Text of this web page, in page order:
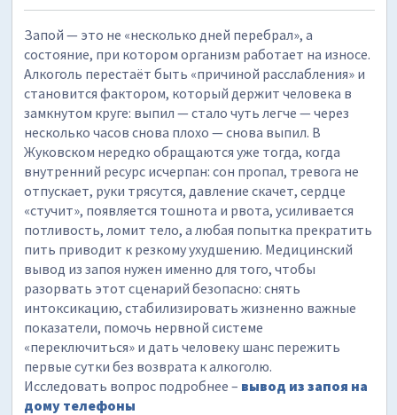
Запой — это не «несколько дней перебрал», а
состояние, при котором организм работает на износе.
Алкоголь перестаёт быть «причиной расслабления» и
становится фактором, который держит человека в
замкнутом круге: выпил — стало чуть легче — через
несколько часов снова плохо — снова выпил. В
Жуковском нередко обращаются уже тогда, когда
внутренний ресурс исчерпан: сон пропал, тревога не
отпускает, руки трясутся, давление скачет, сердце
«стучит», появляется тошнота и рвота, усиливается
потливость, ломит тело, а любая попытка прекратить
пить приводит к резкому ухудшению. Медицинский
вывод из запоя нужен именно для того, чтобы
разорвать этот сценарий безопасно: снять
интоксикацию, стабилизировать жизненно важные
показатели, помочь нервной системе
«переключиться» и дать человеку шанс пережить
первые сутки без возврата к алкоголю.
Исследовать вопрос подробнее – вывод из запоя на
дому телефоны